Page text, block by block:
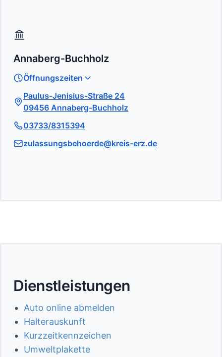
Annaberg-Buchholz
Öffnungszeiten
Paulus-Jenisius-Straße 24
09456 Annaberg-Buchholz
03733/8315394
zulassungsbehoerde@kreis-erz.de
Dienstleistungen
Auto online abmelden
Halterauskunft
Kurzzeitkennzeichen
Umweltplakette